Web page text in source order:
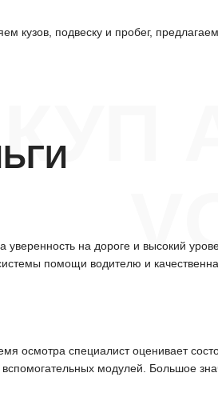
кузов, подвеску и пробег,
на дороге и высокий
помощи водителю и
осмотра специалист оценивает
модулей. Большое